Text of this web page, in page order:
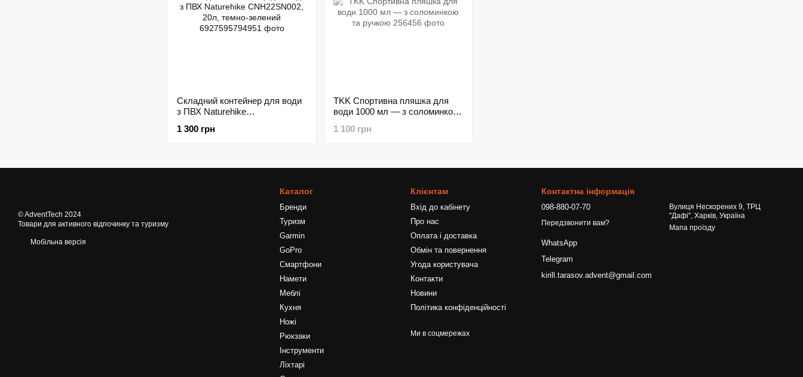
Складний контейнер для води
з ПВХ Naturehike
зелений
1 300 грн
TKK Спортивна пляшка для
води 1000 мл — з соломинкою
1 100 грн
© AdventTech 2024
Товари для активного відпочинку та туризму
Мобільна версія
Каталог
Бренди
Туризм
Garmin
GoPro
Смартфони
Намети
Меблі
Кухня
Ножі
Рюкзаки
Інструменти
Ліхтарі
Клієнтам
Вхід до кабінету
Про нас
Оплата і доставка
Обмін та повернення
Угода користувача
Контакти
Новини
Політика конфіденційності
Ми в соцмережах
Контактна інформація
098-880-07-70
Передзвонити вам?
WhatsApp
Telegram
kirill.tarasov.advent@gmail.com
Вулиця Нескорених 9, ТРЦ
"Дафі", Харків, Україна
Мапа проїзду